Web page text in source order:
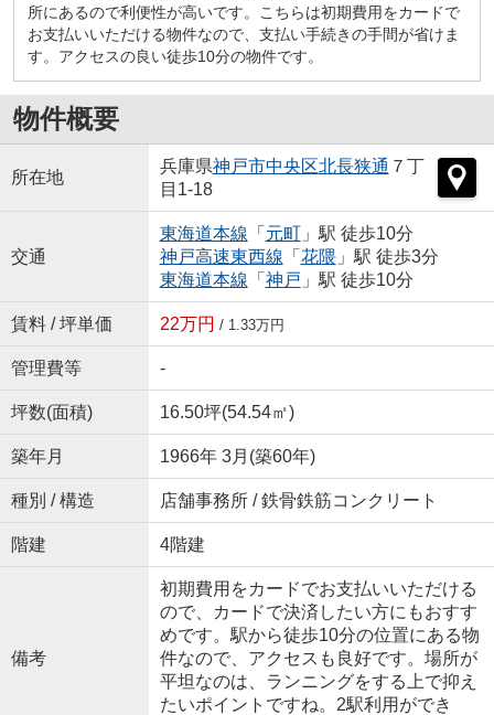
所にあるので利便性が高いです。こちらは初期費用をカードで
お支払いいただける物件なので、支払い手続きの手間が省けま
す。アクセスの良い徒歩10分の物件です。
物件概要
所在地
兵庫県神戸市中央区北長狭通 ７丁
目1-18
交通
東海道本線 「 元町」駅 徒歩10分
神戸高速東西線 「 花隈」駅 徒歩3分
東海道本線 「 神戸 」駅 徒歩10分
賃料 / 坪単価 22万円 / 1.33万円
管理費等 -
坪数(面積) 16.50坪(54.54㎡)
築年月 1966年 3月(築60年)
種別 / 構造 店舗事務所 / 鉄骨鉄筋コンクリート
階建 4階建
備考
初期費用をカードでお支払いいただける
ので、カードで決済したい方にもおすす
めです。駅から徒歩10分の位置にある物
件なので、アクセスも良好です。場所が
平坦なのは、ランニングをする上で抑え
たいポイントですね。2駅利用ができ